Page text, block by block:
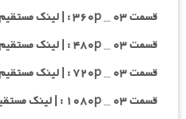
قسمت ۰۳ _ ۳۶۰p : | لینک مستقیم |
قسمت ۰۳ _ ۴۸۰p : | لینک مستقیم |
قسمت ۰۳ _ ۷۲۰p : | لینک مستقیم |
قسمت ۰۳ _ ۱۰۸۰p : | لینک مستقیم |